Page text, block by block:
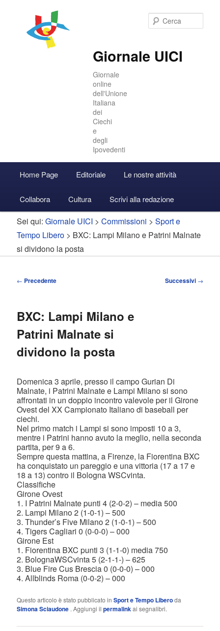
Giornale UICI
Giornale
online
dell'Unione
Italiana
dei
Ciechi
e
degli
Ipovedenti
principale
Vai
al
contenuto
principale
Vai
al
contenuto
secondario
Accedi
Home Page Editoriale Le nostre attività
Collabora Cultura Scrivi alla redazione
Sei qui:Giornale UICI >Commissioni >Sport e
Tempo Libero > BXC: Lampi Milano e Patrini Malnate
si dividono la posta
Navigazione
← Precedente Successivi →
BXC: Lampi Milano e
Patrini Malnate si
dividono la posta
Domenica 3 aprile, presso il campo Gurian Di
Malnate, i Patrini Malnate e Lampi Milano si sono
affrontati in un doppio incontro valevole per il Girone
Ovest del XX Campionato Italiano di baseball per
ciechi.
Nel primo match i Lampi si sono imposti 10 a 3,
mentre i Patrini hanno avuto la meglio, nella seconda
partita, per 9 a 6.
Sempre questa mattina, a Firenze, la Fiorentina BXC
ha conquistato un pareggio e una vittoria (17 a 17 e
18 a 13) contro il Bologna WSCvinta.
Classifiche
Girone Ovest
1. I Patrini Malnate punti 4 (2-0-2) – media 500
2. Lampi Milano 2 (1-0-1) – 500
3. Thunder’s Five Milano 2 (1-0-1) – 500
4. Tigers Cagliari 0 (0-0-0) – 000
Girone Est
1. Fiorentina BXC punti 3 (1-1-0) media 750
2. BolognaWSCvinta 5 (2-1-1-) – 625
3. Blue Fire Cus Brescia 0 (0-0-0) – 000
4. Allblinds Roma (0-0-2) – 000
Questo articolo è stato pubblicato inSport e Tempo Liberoda
Simona Sciaudone . Aggiungi ilpermalinkai segnalibri.